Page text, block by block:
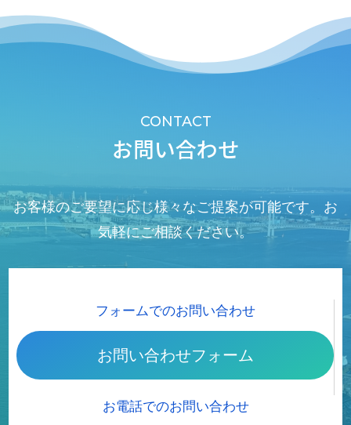
CONTACT
お問い合わせ
お客様のご要望に応じ様々なご提案が可能です。お
気軽にご相談ください。
フォームでのお問い合わせ
お問い合わせフォーム
お電話でのお問い合わせ